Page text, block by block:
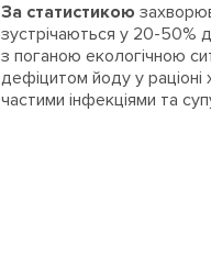
За статистикою
зустрічаються у 20-50%
з поганою екологічною
дефіцитом йоду у раціоні
частими інфекціями та